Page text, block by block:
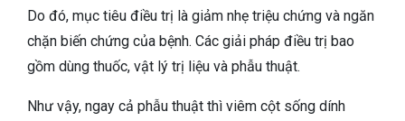
Do đó, mục tiêu điều trị là giảm nhẹ triệu chứng và ngăn
chặn biến chứng của bệnh. Các giải pháp điều trị bao
gồm dùng thuốc, vật lý trị liệu và phẫu thuật.
Như vậy, ngay cả phẫu thuật thì viêm cột sống dính